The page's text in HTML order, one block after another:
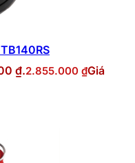
₫.2.855.000 ₫Giá